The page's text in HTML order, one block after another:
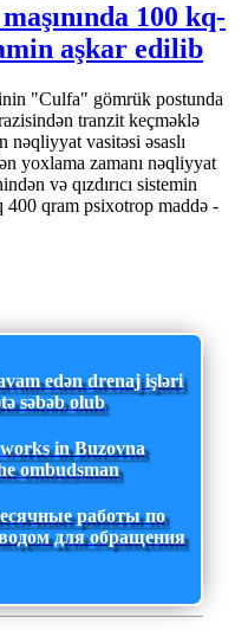
100 kq-
aşkar edilib
"Culfa" gömrük postunda
tranzit keçməklə
vasitəsi əsaslı
yoxlama zamanı nəqliyyat
və qızdırıcı sistemin
400 qram psixotrop maddə -
edən drenaj işləri
səbəb olub
in Buzovna
ombudsman
работы по
для обращения